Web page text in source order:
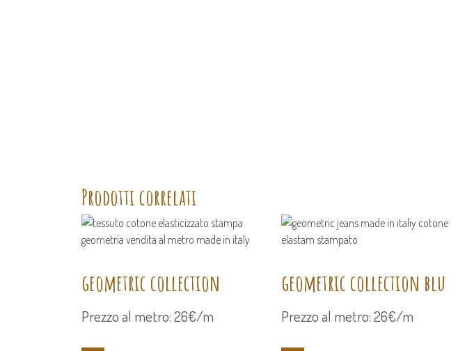
Prodotti correlati
geometric collection
Prezzo al metro: 26€/m
geometric collection blu
Prezzo al metro: 26€/m